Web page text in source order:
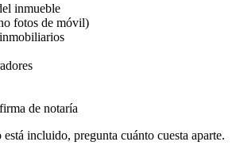
inmueble
fotos de móvil)
de notaría
incluido, pregunta cuánto cuesta aparte.